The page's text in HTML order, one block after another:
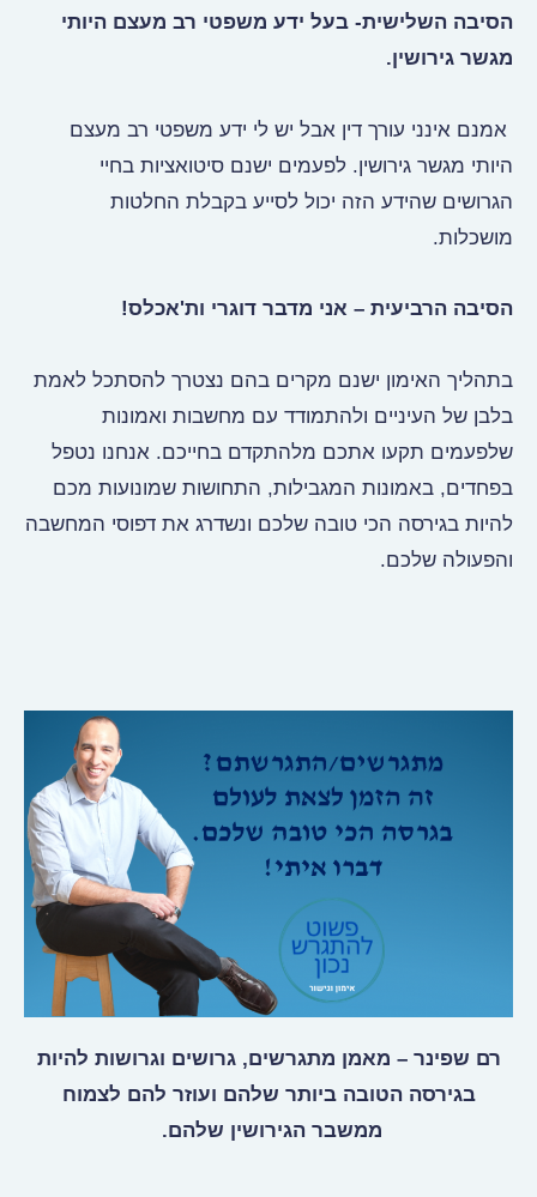
הסיבה השלישית- בעל ידע משפטי רב מעצם היותי
מגשר גירושין.
אמנם אינני עורך דין אבל יש לי ידע משפטי רב מעצם
היותי מגשר גירושין. לפעמים ישנם סיטואציות בחיי
הגרושים שהידע הזה יכול לסייע בקבלת החלטות
מושכלות.
הסיבה הרביעית – אני מדבר דוגרי ות'אכלס!
בתהליך האימון ישנם מקרים בהם נצטרך להסתכל לאמת
בלבן של העיניים ולהתמודד עם מחשבות ואמונות
שלפעמים תקעו אתכם מלהתקדם בחייכם. אנחנו נטפל
בפחדים, באמונות המגבילות, התחושות שמונועות מכם
להיות בגירסה הכי טובה שלכם ונשדרג את דפוסי המחשבה
והפעולה שלכם.
רם שפינר – מאמן מתגרשים, גרושים וגרושות להיות
בגירסה הטובה ביותר שלהם ועוזר להם לצמוח
ממשבר הגירושין שלהם.